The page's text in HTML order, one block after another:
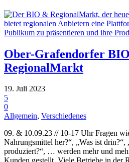
Ober-Grafendorfer
RegionalMarkt
19. Juli 2023
5
0
Allgemein, Verschiedenes
09. & 10.09.23 // 10-17 Uhr Fragen
Nahrungsmittel her?“, „Was ist
produziert?“, … werden mehr und